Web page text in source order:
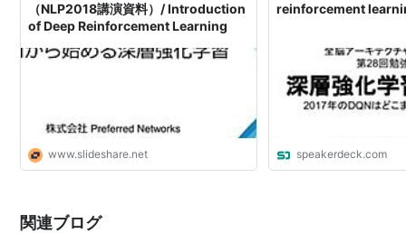
（NLP2018講演資料）/ Introduction
of Deep Reinforcement Learning
www.slideshare.net
reinforcement
speakerdeck.com
関連ブログ